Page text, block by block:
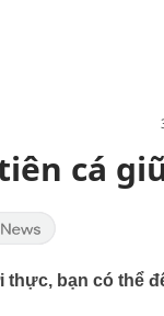
cá
thực, bạn có thể